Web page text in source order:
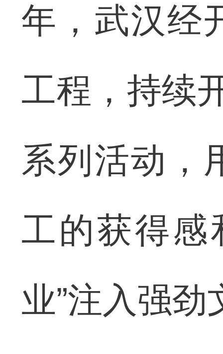
年，武汉经
工程，持续
系列活动，
工的获得感
业”注入强